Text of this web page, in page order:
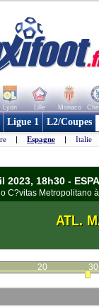
Lyon Lille Monaco
Ligue 1 L2/Coupes
| Espagne | Italie
2023, 18h30 -
C?vitas Metropolitano
ATL.
20 30